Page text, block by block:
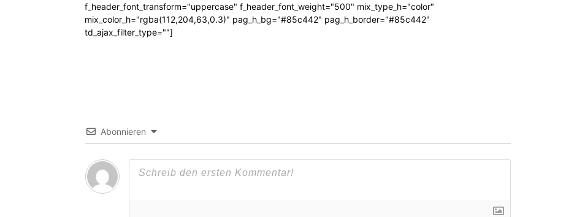
f_header_font_transform="uppercase" f_header_font_weight="500" mix_type_h="color"
mix_color_h="rgba(112,204,63,0.3)" pag_h_bg="#85c442" pag_h_border="#85c442"
td_ajax_filter_type=""]
Abonnieren